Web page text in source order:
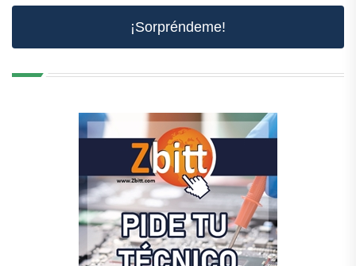
¡Sorpréndeme!